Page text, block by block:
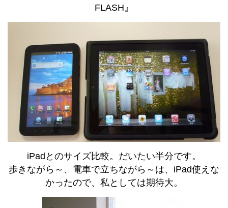
FLASH』
iPadとのサイズ比較。だいたい半分です。
歩きながら～、電車で立ちながら～は、iPad使えな
かったので、私としては期待大。